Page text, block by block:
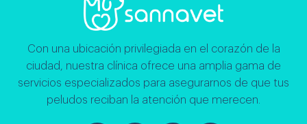
Con una ubicación privilegiada en el corazón de la
ciudad, nuestra clínica ofrece una amplia gama de
servicios especializados para asegurarnos de que tus
peludos reciban la atención que merecen.